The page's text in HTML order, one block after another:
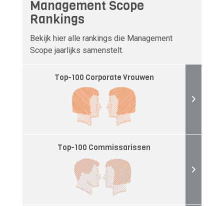
Management Scope
Rankings
Bekijk hier alle rankings die Management
Scope jaarlijks samenstelt.
Top-100 Corporate Vrouwen
Top-100 Commissarissen